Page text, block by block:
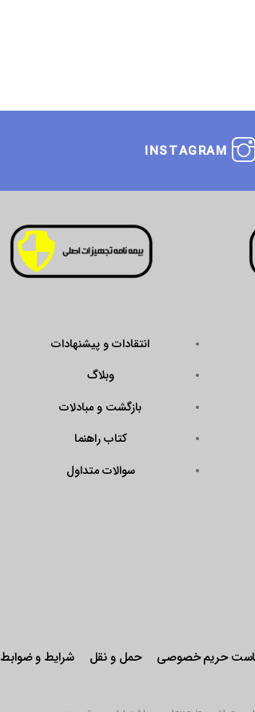
INSTAGRAM
انتقادات و پیشنهادات
وبلاگ
بازگشت و مبادلات
کتاب راهنما
سوالات متداول
حریم خصوصی حمل و نقل شرایط و ضوابط